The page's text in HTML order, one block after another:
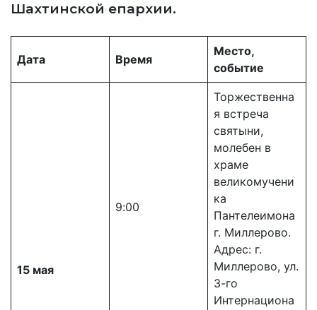
Шахтинской епархии.
Дата Время
Место,
событие
15 мая
9:00
Торжественна
я встреча
святыни,
молебен в
храме
великомучени
ка
Пантелеимона
г. Миллерово.
Адрес: г.
Миллерово, ул.
3-го
Интернациона